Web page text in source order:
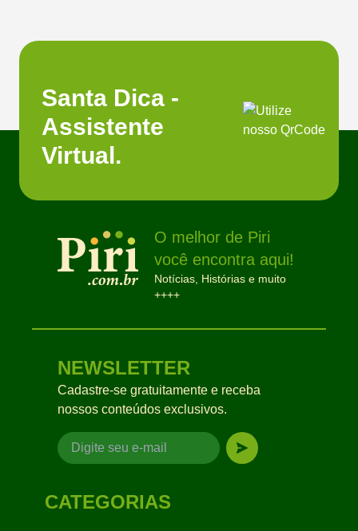
Santa Dica -
Assistente
Virtual.
O melhor de Piri
você encontra aqui!
Notícias, Histórias e muito
++++
NEWSLETTER
Cadastre-se gratuitamente e receba
nossos conteúdos exclusivos.
CATEGORIAS